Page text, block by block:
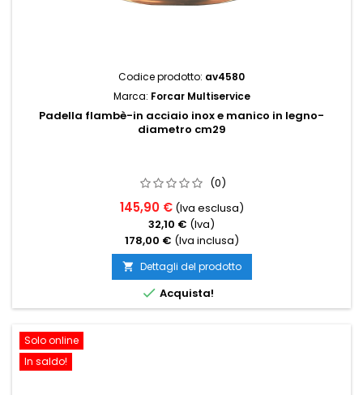
Codice prodotto: av4580
Marca: Forcar Multiservice
Padella flambè-in acciaio inox e manico in legno-
diametro cm29
(0)
145,90 € (Iva esclusa)
32,10 € (Iva)
178,00 € (Iva inclusa)
 Dettagli del prodotto
 Acquista!
Solo online
In saldo!